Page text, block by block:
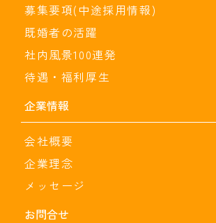
募集要項(中途採用情報)
既婚者の活躍
社内風景100連発
待遇・福利厚生
企業情報
会社概要
企業理念
メッセージ
お問合せ